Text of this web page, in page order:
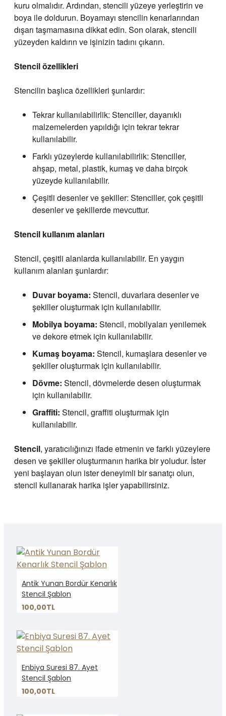
kuru olmalıdır. Ardından, stencili yüzeye yerleştirin ve
boya ile doldurun. Boyamayı stencilin kenarlarından
dışarı taşmamasına dikkat edin. Son olarak, stencili
yüzeyden kaldırın ve işinizin tadını çıkarın.
Stencil özellikleri
Stencilin başlıca özellikleri şunlardır:
Tekrar kullanılabilirlik: Stenciller, dayanıklı
malzemelerden yapıldığı için tekrar tekrar
kullanılabilir.
Farklı yüzeylerde kullanılabilirlik: Stenciller,
ahşap, metal, plastik, kumaş ve daha birçok
yüzeyde kullanılabilir.
Çeşitli desenler ve şekiller: Stenciller, çok çeşitli
desenler ve şekillerde mevcuttur.
Stencil kullanım alanları
Stencil, çeşitli alanlarda kullanılabilir. En yaygın
kullanım alanları şunlardır:
Duvar boyama: Stencil, duvarlara desenler ve
şekiller oluşturmak için kullanılabilir.
Mobilya boyama: Stencil, mobilyaları yenilemek
ve dekore etmek için kullanılabilir.
Kumaş boyama: Stencil, kumaşlara desenler ve
şekiller oluşturmak için kullanılabilir.
Dövme: Stencil, dövmelerde desen oluşturmak
için kullanılabilir.
Graffiti: Stencil, graffiti oluşturmak için
kullanılabilir.
Stencil, yaratıcılığınızı ifade etmenin ve farklı yüzeylere
desen ve şekiller oluşturmanın harika bir yoludur. İster
yeni başlayan olun ister deneyimli bir sanatçı olun,
stencil kullanarak harika işler yapabilirsiniz.
Antik Yunan Bordür Kenarlık
Stencil Şablon
100,00TL
Enbiya Suresi 87. Ayet
Stencil Şablon
100,00TL